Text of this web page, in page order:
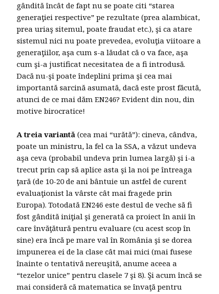
gândită încât de fapt nu se poate citi “starea
generaţiei respective” pe rezultate (prea alambicat,
prea uriaş sitemul, poate fraudat etc.), şi ca atare
sistemul nici nu poate prevedea, evoluţia viitoare a
generaţiilor, aşa cum s-a lăudat că o va face, aşa
cum şi-a justificat necesitatea de a fi introdusă.
Dacă nu-şi poate îndeplini prima şi cea mai
importantă sarcină asumată, dacă este prost făcută,
atunci de ce mai dăm EN246? Evident din nou, din
motive birocratice!
A treia variantă (cea mai “urătă”): cineva, cândva,
poate un ministru, la fel ca la SSA, a văzut undeva
aşa ceva (probabil undeva prin lumea largă) şi i-a
trecut prin cap să aplice asta şi la noi pe întreaga
ţară (de 10-20 de ani bântuie un astfel de curent
evaluaţionist la vârste cât mai fragede prin
Europa). Totodată EN246 este destul de veche să fi
fost gândită iniţial şi generată ca proiect în anii în
care învăţătură pentru evaluare (cu acest scop în
sine) era încă pe mare val în România şi se dorea
impunerea ei de la clase cât mai mici (mai fusese
înainte o tentativă nereuşită, anume aceea a
“tezelor unice” pentru clasele 7 şi 8). Şi acum încă se
mai consideră că matematica se învaţă pentru